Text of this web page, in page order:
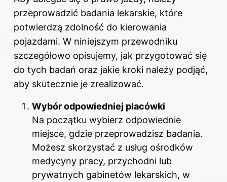
przeprowadzić badania lekarskie, które
potwierdzą zdolność do kierowania
pojazdami. W niniejszym przewodniku
szczegółowo opisujemy, jak przygotować się
do tych badań oraz jakie kroki należy podjąć,
aby skutecznie je zrealizować.
Wybór odpowiedniej placówki
Na początku wybierz odpowiednie
miejsce, gdzie przeprowadzisz badania.
Możesz skorzystać z usług ośrodków
medycyny pracy, przychodni lub
prywatnych gabinetów lekarskich, w